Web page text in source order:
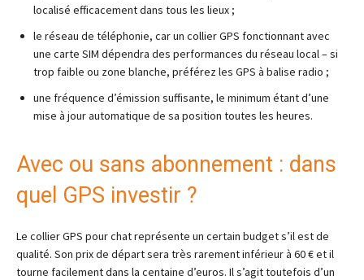
localisé efficacement dans tous les lieux ;
le réseau de téléphonie, car un collier GPS fonctionnant avec
une carte SIM dépendra des performances du réseau local – si
trop faible ou zone blanche, préférez les GPS à balise radio ;
une fréquence d’émission suffisante, le minimum étant d’une
mise à jour automatique de sa position toutes les heures.
Avec ou sans abonnement : dans
quel GPS investir ?
Le collier GPS pour chat représente un certain budget s’il est de
qualité. Son prix de départ sera très rarement inférieur à 60 € et il
tourne facilement dans la centaine d’euros. Il s’agit toutefois d’un